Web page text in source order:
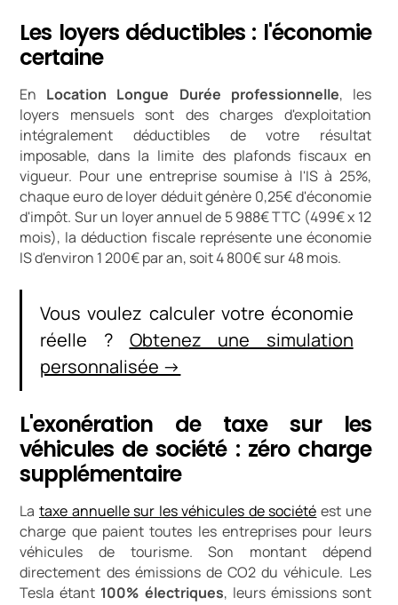
Les loyers déductibles : l'économie
certaine
En Location Longue Durée professionnelle, les
loyers mensuels sont des charges d'exploitation
intégralement déductibles de votre résultat
imposable, dans la limite des plafonds fiscaux en
vigueur. Pour une entreprise soumise à l'IS à 25%,
chaque euro de loyer déduit génère 0,25€ d'économie
d'impôt. Sur un loyer annuel de 5 988€ TTC (499€ x 12
mois), la déduction fiscale représente une économie
IS d'environ 1 200€ par an, soit 4 800€ sur 48 mois.
Vous voulez calculer votre économie
réelle ? Obtenez une simulation
personnalisée →
L'exonération de taxe sur les
véhicules de société : zéro charge
supplémentaire
La taxe annuelle sur les véhicules de société est une
charge que paient toutes les entreprises pour leurs
véhicules de tourisme. Son montant dépend
directement des émissions de CO2 du véhicule. Les
Tesla étant 100% électriques, leurs émissions sont